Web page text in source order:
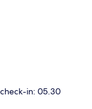
in: 05.30